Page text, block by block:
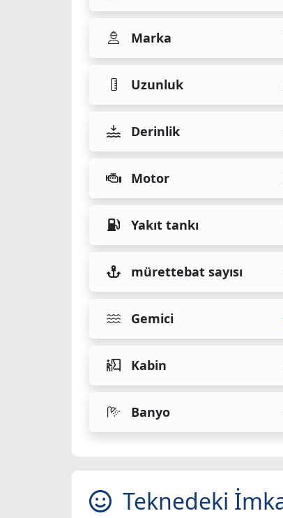
Marka
Uzunluk
Derinlik
Motor
Yakıt tankı
mürettebat sayısı
Gemici
Kabin
Banyo
Teknedeki